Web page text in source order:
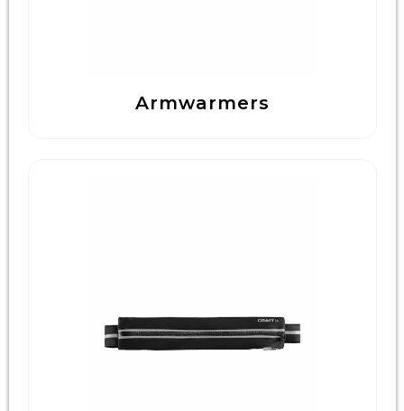
Armwarmers